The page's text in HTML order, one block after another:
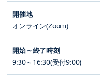
オンライン(Zoom)
9:30～16:30(受付9:00)